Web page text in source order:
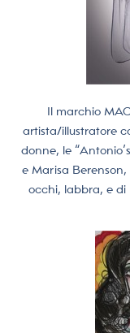
Il marchio
artista/illustratore
donne, le
e Marisa
occhi, labbra, e di